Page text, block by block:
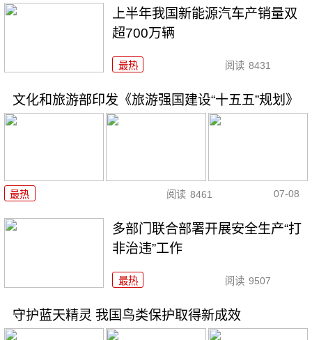
上半年我国新能源汽车产销量双
超700万辆
最热 阅读 8431
文化和旅游部印发《旅游强国建设“十五五”规划》
最热 阅读 8461 07-08
多部门联合部署开展安全生产“打
非治违”工作
最热 阅读 9507
守护蓝天精灵 我国鸟类保护取得新成效